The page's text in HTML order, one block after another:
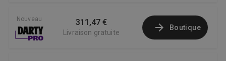
Nouveau 311,47 €
Livraison gratuite
Boutique